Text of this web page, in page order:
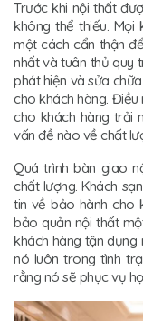
Trước khi nội thất
không thể thiếu.
một cách cẩn thận
nhất và tuân thủ quy
phát hiện và sửa
cho khách hàng.
cho khách hàng trải
vấn đề nào về chất
Quá trình bàn giao
chất lượng. Khách
tin về bảo hành cho
bảo quản nội thất
khách hàng tận
nó luôn trong tình
rằng nó sẽ phục vụ